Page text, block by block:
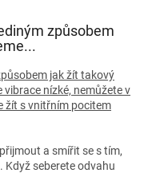
způsobem
jak žít takový
nízké, nemůžete v
žít s vnitřním pocitem
a smířit se s tím,
Když seberete odvahu